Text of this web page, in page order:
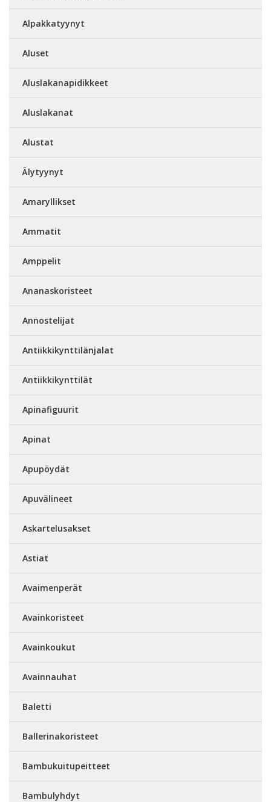
Alpakkatyynyt
Aluset
Aluslakanapidikkeet
Aluslakanat
Alustat
Älytyynyt
Amaryllikset
Ammatit
Amppelit
Ananaskoristeet
Annostelijat
Antiikkikynttilänjalat
Antiikkikynttilät
Apinafiguurit
Apinat
Apupöydät
Apuvälineet
Askartelusakset
Astiat
Avaimenperät
Avainkoristeet
Avainkoukut
Avainnauhat
Baletti
Ballerinakoristeet
Bambukuitupeitteet
Bambulyhdyt